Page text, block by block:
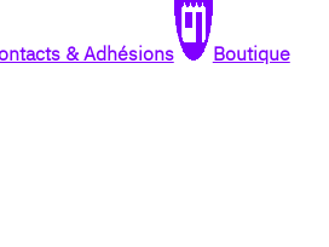
& Adhésions Boutique